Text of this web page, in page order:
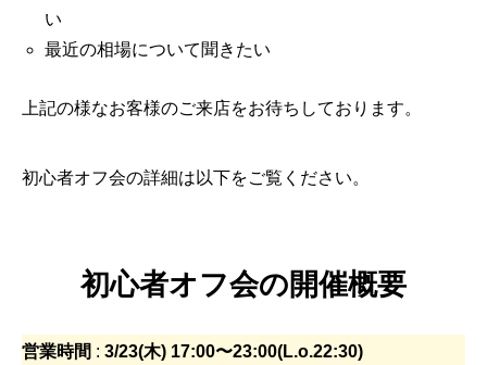
い
最近の相場について聞きたい
上記の様なお客様のご来店をお待ちしております。
初心者オフ会の詳細は以下をご覧ください。
初心者オフ会の開催概要
営業時間 : 3/23(木) 17:00〜23:00(L.o.22:30)